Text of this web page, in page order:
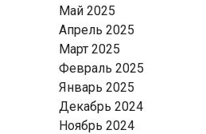
Май 2025
Апрель 2025
Март 2025
Февраль 2025
Январь 2025
Декабрь 2024
Ноябрь 2024